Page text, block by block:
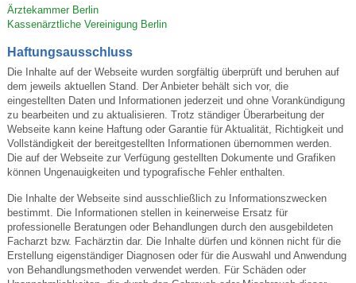
Ärztekammer Berlin
Kassenärztliche Vereinigung Berlin
Haftungsausschluss
Die Inhalte auf der Webseite wurden sorgfältig überprüft und beruhen auf
dem jeweils aktuellen Stand. Der Anbieter behält sich vor, die
eingestellten Daten und Informationen jederzeit und ohne Vorankündigung
zu bearbeiten und zu aktualisieren. Trotz ständiger Überarbeitung der
Webseite kann keine Haftung oder Garantie für Aktualität, Richtigkeit und
Vollständigkeit der bereitgestellten Informationen übernommen werden.
Die auf der Webseite zur Verfügung gestellten Dokumente und Grafiken
können Ungenauigkeiten und typografische Fehler enthalten.
Die Inhalte der Webseite sind ausschließlich zu Informationszwecken
bestimmt. Die Informationen stellen in keinerweise Ersatz für
professionelle Beratungen oder Behandlungen durch den ausgebildeten
Facharzt bzw. Fachärztin dar. Die Inhalte dürfen und können nicht für die
Erstellung eigenständiger Diagnosen oder für die Auswahl und Anwendung
von Behandlungsmethoden verwendet werden. Für Schäden oder